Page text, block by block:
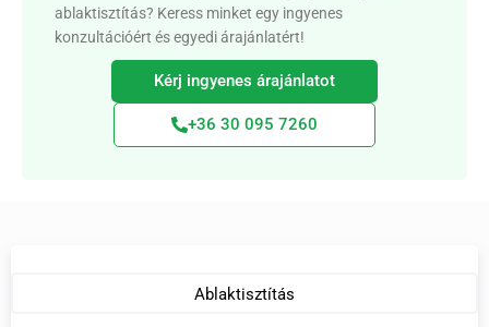
ablaktisztítás? Keress minket egy ingyenes
konzultációért és egyedi árajánlatért!
Kérj ingyenes árajánlatot
+36 30 095 7260
Ablaktisztítás